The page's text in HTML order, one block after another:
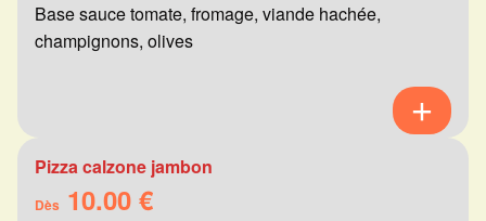
Base sauce tomate, fromage, viande hachée,
champignons, olives
Pizza calzone jambon
Dès 10.00 €